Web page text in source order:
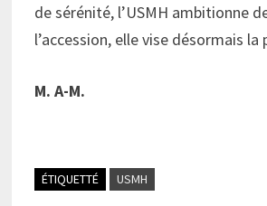
de sérénité, l’USMH ambitionne
l’accession, elle vise désormais la
M. A-M.
ÉTIQUETTÉ USMH